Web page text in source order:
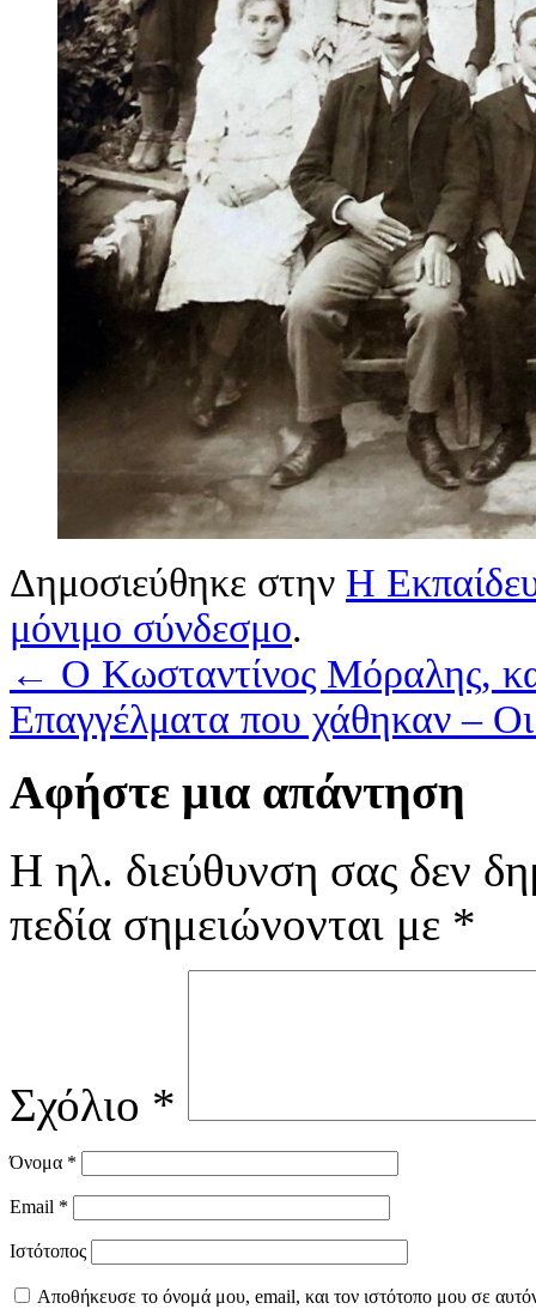
Δημοσιεύθηκε στην Η
μόνιμο σύνδεσμο.
← Ο Κωσταντίνος Μόραλης,
Επαγγέλματα που χάθηκαν –
Αφήστε μια απάντηση
Η ηλ. διεύθυνση σας δεν
πεδία σημειώνονται με *
Σχόλιο *
Όνομα *
Email *
Ιστότοπος
Αποθήκευσε το όνομά μου, email, και τον ιστότοπο μου σε